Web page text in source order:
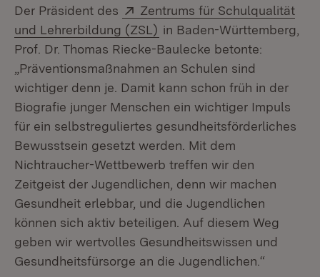
Der Präsident des Extern:
Zentrums für Schulqualität
und Lehrerbildung (ZSL) (Öffnet in neuem Fenster)
in Baden-Württemberg,
Prof. Dr. Thomas Riecke-Baulecke betonte:
„Präventionsmaßnahmen an Schulen sind
wichtiger denn je. Damit kann schon früh in der
Biografie junger Menschen ein wichtiger Impuls
für ein selbstreguliertes gesundheitsförderliches
Bewusstsein gesetzt werden. Mit dem
Nichtraucher-Wettbewerb treffen wir den
Zeitgeist der Jugendlichen, denn wir machen
Gesundheit erlebbar, und die Jugendlichen
können sich aktiv beteiligen. Auf diesem Weg
geben wir wertvolles Gesundheitswissen und
Gesundheitsfürsorge an die Jugendlichen.“